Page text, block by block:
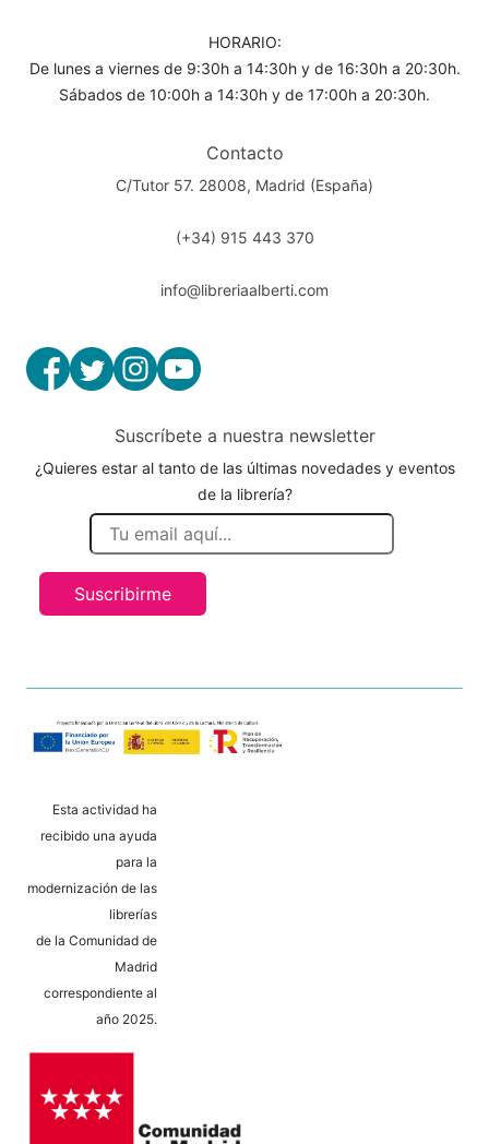
HORARIO:
De lunes a viernes de 9:30h a 14:30h y de 16:30h a 20:30h.
Sábados de 10:00h a 14:30h y de 17:00h a 20:30h.
Contacto
C/Tutor 57. 28008, Madrid (España)
(+34) 915 443 370
info@libreriaalberti.com
Suscríbete a nuestra newsletter
¿Quieres estar al tanto de las últimas novedades y eventos
de la librería?
Suscribirme
Esta actividad ha
recibido una ayuda
para la
modernización de las
librerías
de la Comunidad de
Madrid
correspondiente al
año 2025.